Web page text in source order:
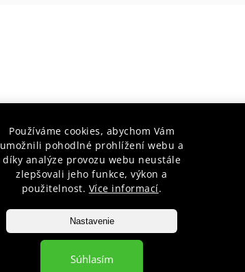
Používáme cookies, abychom Vám
umožnili pohodlné prohlížení webu a
díky analýze provozu webu neustále
zlepšovali jeho funkce, výkon a
použitelnost. Více informací.
Nastavenie
Súhlasím
VYHĽADÁVANIE